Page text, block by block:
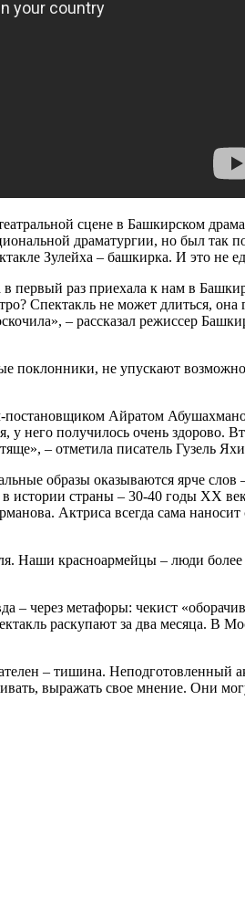
сцене в Башкирском
драматургии, но был так
Зулейха – башкирка. И это не
первый раз приехала к нам в
Спектакль не может длиться,
‒ рассказал режиссер
поклонники, не упускают
Айратом
него получилось очень здорово.
‒ отметила писатель Гузель
образы оказываются ярче
истории страны – 30-40 годы XX
Актриса всегда сама наносит
Наши красноармейцы ‒ люди
– через метафоры: чекист
раскупают за два месяца. В
‒ тишина. Неподготовленный
выражать свое мнение. Они